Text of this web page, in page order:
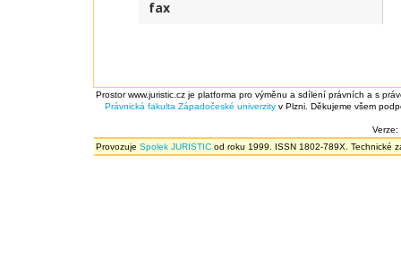
fax
Prostor www.juristic.cz je platforma pro výměnu a sdílení právních a s
Právnická fakulta Západočeské univerzity v Plzni. Děkujeme všem
Verze:
Provozuje Spolek JURISTIC od roku 1999. ISSN 1802-789X. Technické